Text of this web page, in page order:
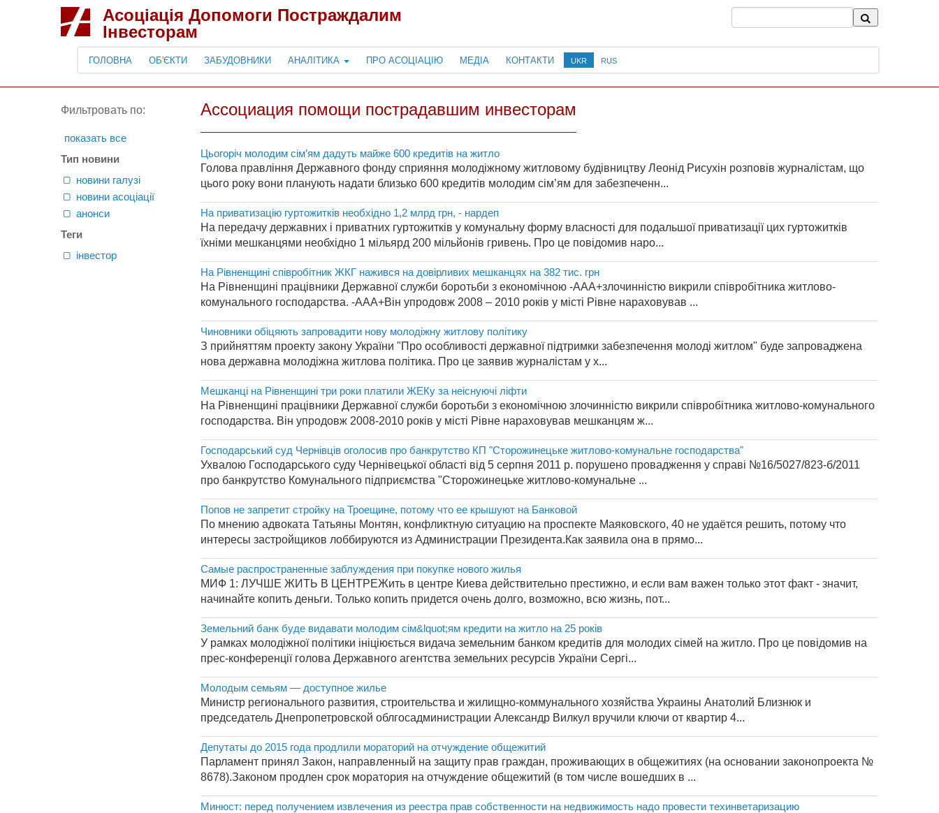
Асоціація Допомоги Постраждалим
Інвесторам
ГОЛОВНА ОБ'ЄКТИ ЗАБУДОВНИКИ АНАЛІТИКА ПРО АСОЦІАЦІЮ МЕДІА КОНТАКТИ UKR RUS
Фильтровать по:
показать все
Тип новини
новини галузі
новини асоціації
анонси
Теги
інвестор
Ассоциация помощи пострадавшим инвесторам
Цьогоріч молодим сім’ям дадуть майже 600 кредитів на житло
Голова правління Державного фонду сприяння молодіжному житловому будівництву Леонід Рисухін розповів журналістам, що
цього року вони планують надати близько 600 кредитів молодим сім’ям для забезпеченн...
На приватизацію гуртожитків необхідно 1,2 млрд грн, - нардеп
На передачу державних і приватних гуртожитків у комунальну форму власності для подальшої приватизації цих гуртожитків
їхніми мешканцями необхідно 1 мільярд 200 мільйонів гривень. Про це повідомив наро...
На Рівненщині співробітник ЖКГ нажився на довірливих мешканцях на 382 тис. грн
На Рівненщині працівники Державної служби боротьби з економічною -AAA+злочинністю викрили співробітника житлово-
комунального господарства. -AAA+Він упродовж 2008 – 2010 років у місті Рівне нараховував ...
Чиновники обіцяють запровадити нову молодіжну житлову політику
З прийняттям проекту закону України "Про особливості державної підтримки забезпечення молоді житлом" буде запроваджена
нова державна молодіжна житлова політика. Про це заявив журналістам у х...
Мешканці на Рівненщині три роки платили ЖЕКу за неіснуючі ліфти
На Рівненщині працівники Державної служби боротьби з економічною злочинністю викрили співробітника житлово-комунального
господарства. Він упродовж 2008-2010 років у місті Рівне нараховував мешканцям ж...
Господарський суд Чернівців оголосив про банкрутство КП "Сторожинецьке житлово-комунальне господарства"
Ухвалою Господарського суду Чернівецької області від 5 серпня 2011 р. порушено провадження у справі №16/5027/823-б/2011
про банкрутство Комунального підприємства "Сторожинецьке житлово-комунальне ...
Попов не запретит стройку на Троещине, потому что ее крышуют на Банковой
По мнению адвоката Татьяны Монтян, конфликтную ситуацию на проспекте Маяковского, 40 не удаётся решить, потому что
интересы застройщиков лоббируются из Администрации Президента.Как заявила она в прямо...
Самые распространенные заблуждения при покупке нового жилья
МИФ 1: ЛУЧШЕ ЖИТЬ В ЦЕНТРЕЖить в центре Киева действительно престижно, и если вам важен только этот факт - значит,
начинайте копить деньги. Только копить придется очень долго, возможно, всю жизнь, пот...
Земельний банк буде видавати молодим сім&lquot;ям кредити на житло на 25 років
У рамках молодіжної політики ініціюється видача земельним банком кредитів для молодих сімей на житло. Про це повідомив на
прес-конференції голова Державного агентства земельних ресурсів України Сергі...
Молодым семьям — доступное жилье
Министр регионального развития, строительства и жилищно-коммунального хозяйства Украины Анатолий Близнюк и
председатель Днепропетровской облгосадминистрации Александр Вилкул вручили ключи от квартир 4...
Депутаты до 2015 года продлили мораторий на отчуждение общежитий
Парламент принял Закон, направленный на защиту прав граждан, проживающих в общежитиях (на основании законопроекта №
8678).Законом продлен срок моратория на отчуждение общежитий (в том числе вошедших в ...
Минюст: перед получением извлечения из реестра прав собственности на недвижимость надо провести техинветаризацию